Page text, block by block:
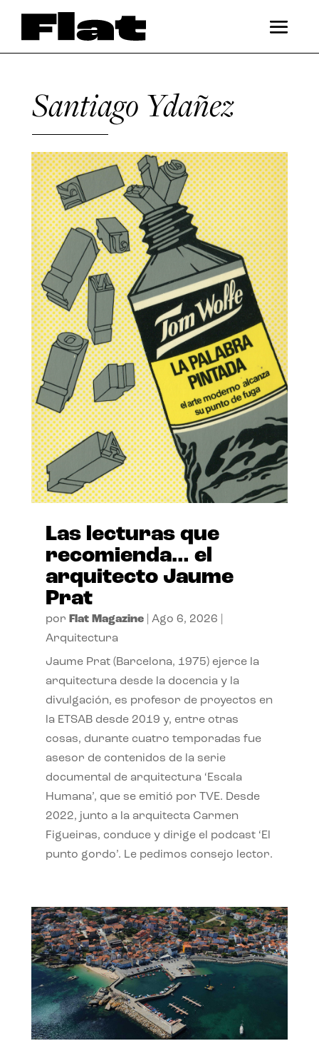
Santiago Ydañez
Las lecturas que
recomienda… el
arquitecto Jaume
Prat
por Flat Magazine| Ago 6, 2026
Arquitectura
Jaume Prat (Barcelona, 1975) ejerce la
arquitectura desde la docencia y la
divulgación, es profesor de proyectos en
la ETSAB desde 2019 y, entre otras
cosas, durante cuatro temporadas fue
asesor de contenidos de la serie
documental de arquitectura ‘Escala
Humana’, que se emitió por TVE. Desde
2022, junto a la arquitecta Carmen
Figueiras, conduce y dirige el podcast ‘El
punto gordo’. Le pedimos consejo lector.